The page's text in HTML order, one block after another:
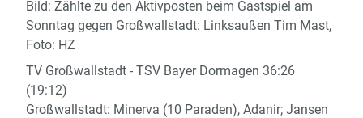
Bild: Zählte zu den Aktivposten beim Gastspiel am
Sonntag gegen Großwallstadt: Linksaußen Tim Mast,
Foto: HZ
TV Großwallstadt - TSV Bayer Dormagen 36:26
(19:12)
Großwallstadt: Minerva (10 Paraden), Adanir; Jansen